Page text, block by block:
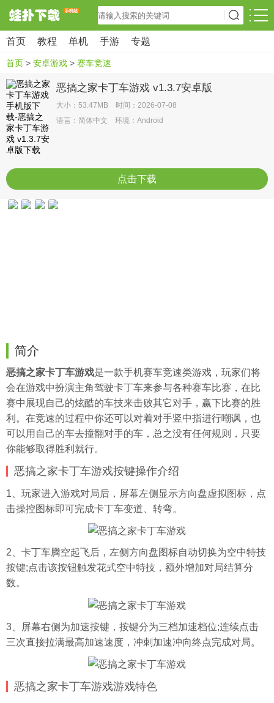
首页 教程 单机 手游 专题
首页 > 安卓游戏 > 赛车竞速
恶搞之家卡丁车游戏 v1.3.7安卓版
大小：53.47MB 时间：2026-07-08
语言：简体中文 环境：Android
点击下载
简介
恶搞之家卡丁车游戏是一款手机赛车竞速类游戏，玩家们将
会在游戏中扮演主角驾驶卡丁车来参与各种赛车比赛，在比
赛中展现自己的炫酷的车技来击败其它对手，赢下比赛的胜
利。在竞速的过程中你还可以对着对手竖中指进行嘲讽，也
可以用自己的车去撞翻对手的车，总之没有任何规则，只要
你能够取得胜利就行。
恶搞之家卡丁车游戏按键操作介绍
1、玩家进入游戏对局后，屏幕左侧显示方向盘虚拟图标，点
击操控图标即可完成卡丁车变道、转弯。
2、卡丁车腾空起飞后，左侧方向盘图标自动切换为空中特技
按键;点击该按钮触发花式空中特技，额外增加对局结算分
数。
3、屏幕右侧为加速按键，按键分为三档加速档位;连续点击
三次直接拉满最高加速速度，冲刺加速冲向终点完成对局。
恶搞之家卡丁车游戏游戏特色